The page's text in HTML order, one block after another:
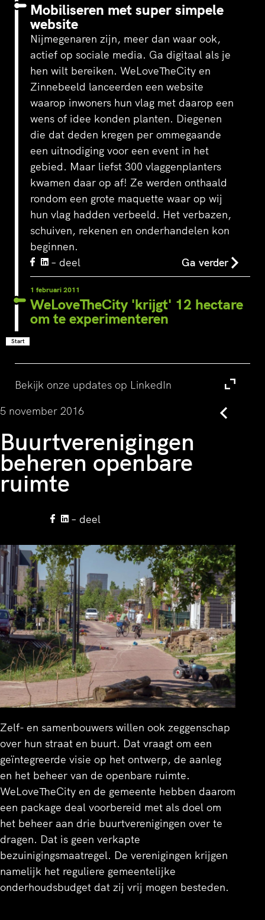
Mobiliseren met super simpele
website
Nijmegenaren zijn, meer dan waar ook,
actief op sociale media. Ga digitaal als je
hen wilt bereiken. WeLoveTheCity en
Zinnebeeld lanceerden een website
waarop inwoners hun vlag met daarop een
wens of idee konden planten. Diegenen
die dat deden kregen per ommegaande
een uitnodiging voor een event in het
gebied. Maar liefst 300 vlaggenplanters
kwamen daar op af! Ze werden onthaald
rondom een grote maquette waar op wij
hun vlag hadden verbeeld. Het verbazen,
schuiven, rekenen en onderhandelen kon
beginnen.
– deel
Ga verder
1 februari 2011
WeLoveTheCity 'krijgt' 12 hectare
om te experimenteren
Start
Bekijk onze updates op LinkedIn
5 november 2016
Buurtverenigingen
beheren openbare
ruimte
– deel
Zelf- en samenbouwers willen ook zeggenschap
over hun straat en buurt. Dat vraagt om een
geïntegreerde visie op het ontwerp, de aanleg
en het beheer van de openbare ruimte.
WeLoveTheCity en de gemeente hebben daarom
een package deal voorbereid met als doel om
het beheer aan drie buurtverenigingen over te
dragen. Dat is geen verkapte
bezuinigingsmaatregel. De verenigingen krijgen
namelijk het reguliere gemeentelijke
onderhoudsbudget dat zij vrij mogen besteden.